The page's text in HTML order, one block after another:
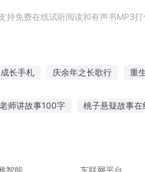
免费在线试听阅读和有声书MP3打
长手札 庆余年之长歌行 重
师讲故事100字 桃子悬疑故事在
智能 车联网平台